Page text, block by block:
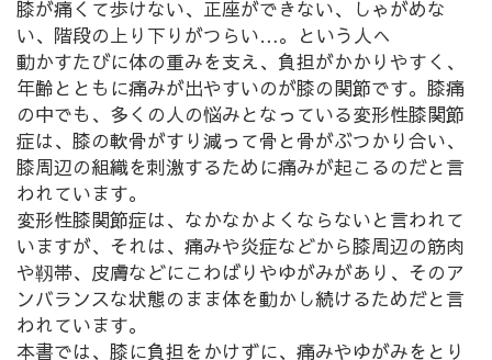
膝が痛くて歩けない、正座ができない、しゃがめな
い、階段の上り下りがつらい…。という人へ
動かすたびに体の重みを支え、負担がかかりやすく、
年齢とともに痛みが出やすいのが膝の関節です。膝痛
の中でも、多くの人の悩みとなっている変形性膝関節
症は、膝の軟骨がすり減って骨と骨がぶつかり合い、
膝周辺の組織を刺激するために痛みが起こるのだと言
われています。
変形性膝関節症は、なかなかよくならないと言われて
いますが、それは、痛みや炎症などから膝周辺の筋肉
や靱帯、皮膚などにこわばりやゆがみがあり、そのア
ンバランスな状態のまま体を動かし続けるためだと言
われています。
本書では、膝に負担をかけずに、痛みやゆがみをとり